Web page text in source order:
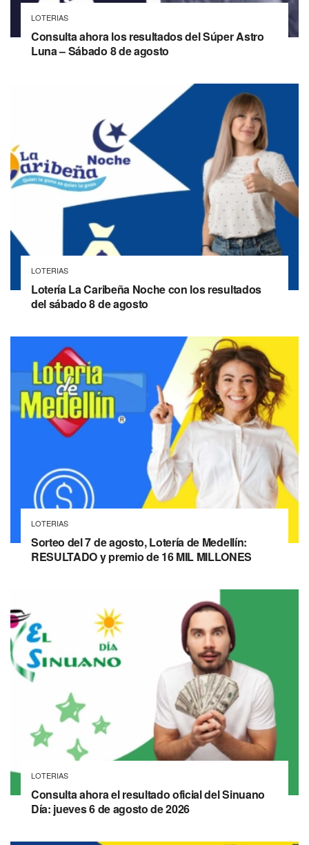
LOTERIAS
Consulta ahora los resultados del Súper Astro
Luna – Sábado 8 de agosto
LOTERIAS
Lotería La Caribeña Noche con los resultados
del sábado 8 de agosto
LOTERIAS
Sorteo del 7 de agosto, Lotería de Medellín:
RESULTADO y premio de 16 MIL MILLONES
LOTERIAS
Consulta ahora el resultado oficial del Sinuano
Día: jueves 6 de agosto de 2026